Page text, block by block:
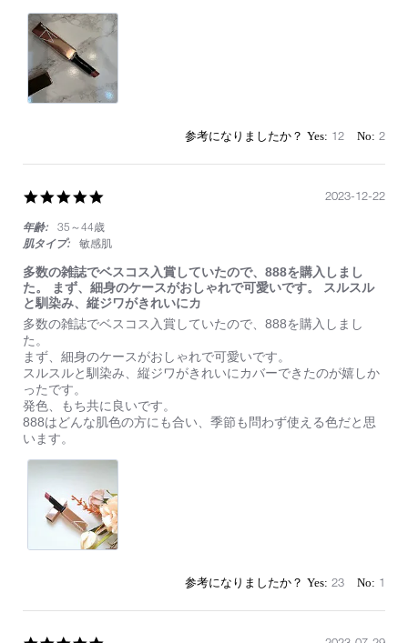
13
May
2024
フ
タ
ー
グ
ロ
ー
ル
シ
ャ
イ
ン
リ
ッ
プ
ス
テ
ィ
ッ
ク
12 2
rating
年齢:
35～44歳
肌タイプ:
敏感肌
多数の雑誌でベスコス入賞していたので、888を購入しまし
た。 まず、細身のケースがおしゃれで可愛いです。 スルスル
と馴染み、縦ジワがきれいにカ
Review
by
on
22
Dec
2023
review
stating
多
数
雑
誌
で
ベ
ス
て
で、
多数の雑誌でベスコス入賞していたので、888を購入しまし
た。
まず、細身のケースがおしゃれで可愛いです。
スルスルと馴染み、縦ジワがきれいにカバーできたのが嬉しか
ったです。
発色、もち共に良いです。
888はどんな肌色の方にも合い、季節も問わず使える色だと思
います。
2023-12-22
23 1